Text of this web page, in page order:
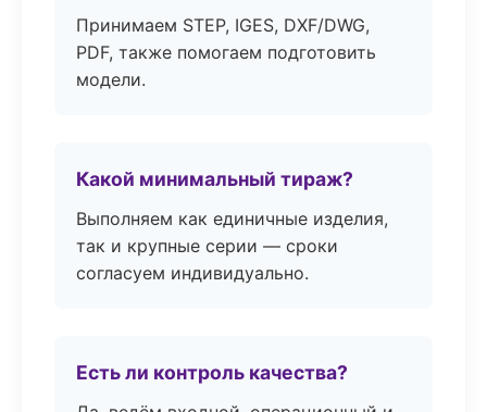
Принимаем STEP, IGES, DXF/DWG,
PDF, также помогаем подготовить
модели.
Какой минимальный тираж?
Выполняем как единичные изделия,
так и крупные серии — сроки
согласуем индивидуально.
Есть ли контроль качества?